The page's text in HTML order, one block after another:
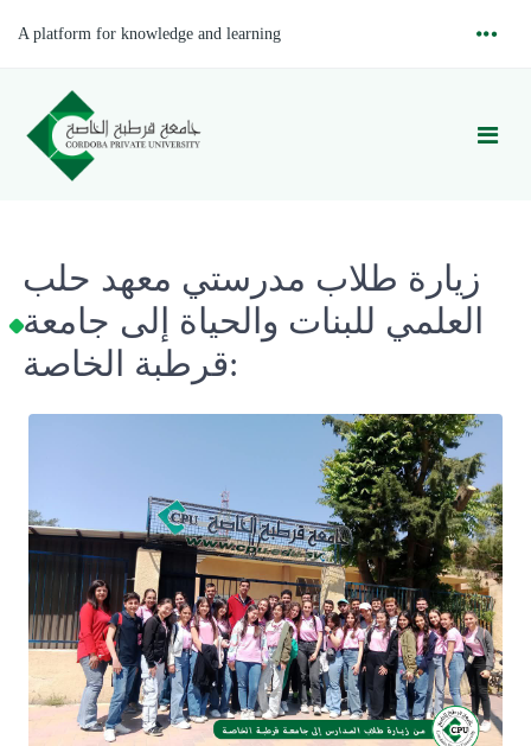
A platform for knowledge and learning
زيارة طلاب مدرستي معهد حلب
العلمي للبنات والحياة إلى جامعة
قرطبة الخاصة: